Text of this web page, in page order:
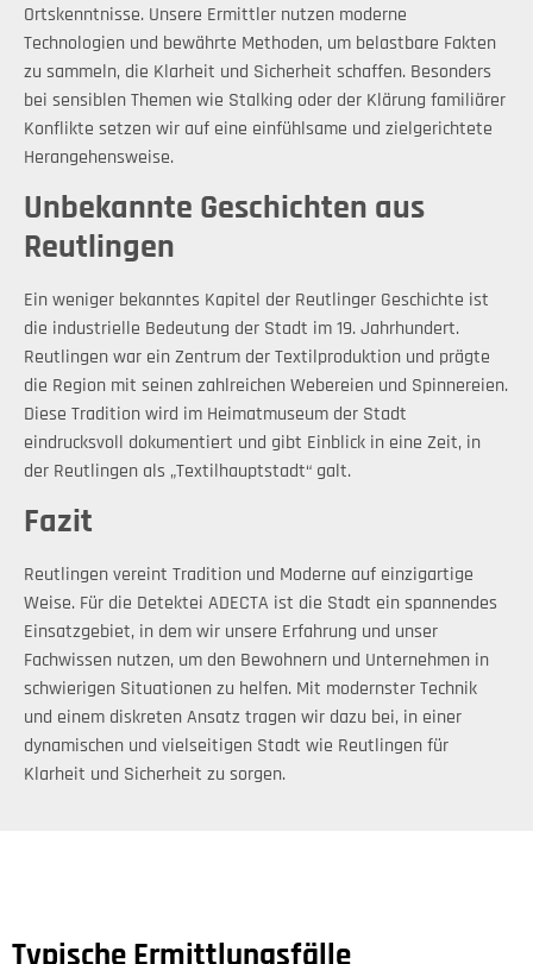
Ortskenntnisse. Unsere Ermittler nutzen moderne
Technologien und bewährte Methoden, um belastbare Fakten
zu sammeln, die Klarheit und Sicherheit schaffen. Besonders
bei sensiblen Themen wie Stalking oder der Klärung familiärer
Konflikte setzen wir auf eine einfühlsame und zielgerichtete
Herangehensweise.
Unbekannte Geschichten aus
Reutlingen
Ein weniger bekanntes Kapitel der Reutlinger Geschichte ist
die industrielle Bedeutung der Stadt im 19. Jahrhundert.
Reutlingen war ein Zentrum der Textilproduktion und prägte
die Region mit seinen zahlreichen Webereien und Spinnereien.
Diese Tradition wird im Heimatmuseum der Stadt
eindrucksvoll dokumentiert und gibt Einblick in eine Zeit, in
der Reutlingen als „Textilhauptstadt“ galt.
Fazit
Reutlingen vereint Tradition und Moderne auf einzigartige
Weise. Für die Detektei ADECTA ist die Stadt ein spannendes
Einsatzgebiet, in dem wir unsere Erfahrung und unser
Fachwissen nutzen, um den Bewohnern und Unternehmen in
schwierigen Situationen zu helfen. Mit modernster Technik
und einem diskreten Ansatz tragen wir dazu bei, in einer
dynamischen und vielseitigen Stadt wie Reutlingen für
Klarheit und Sicherheit zu sorgen.
Typische Ermittlungsfälle